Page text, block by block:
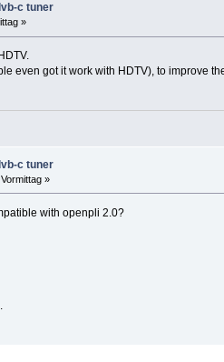
c tuner
»
even got it work with HDTV), to improve
c tuner
»
with openpli 2.0?